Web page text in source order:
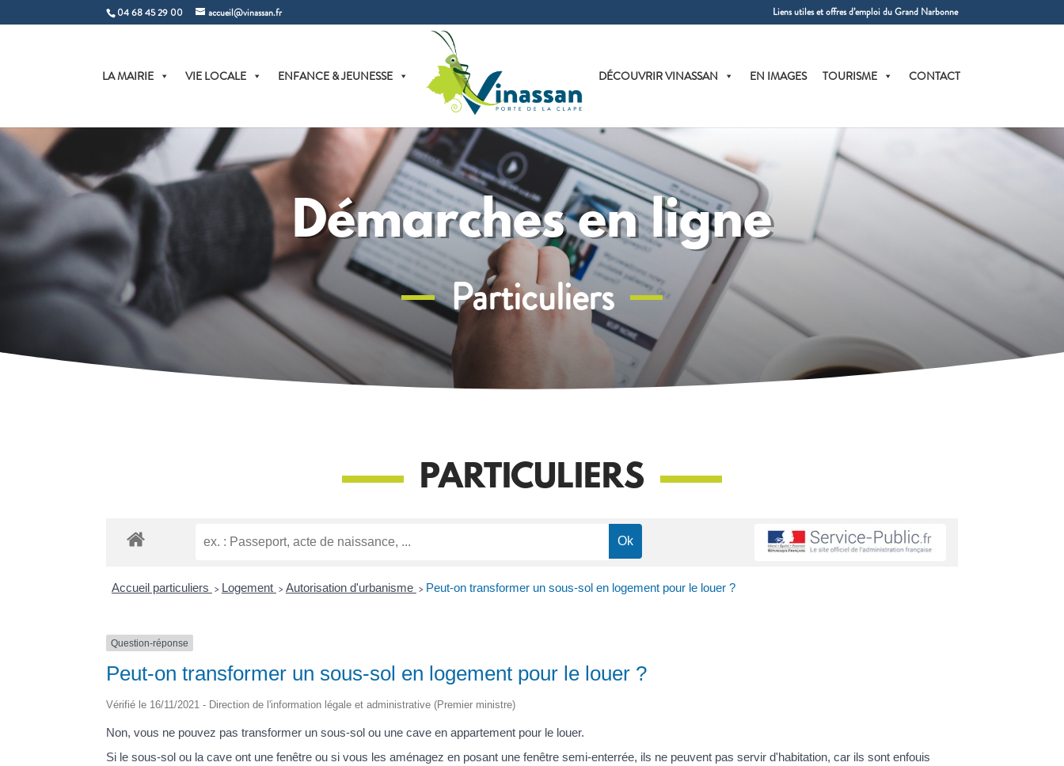
04 68 45 29 00 accueil@vinassan.fr Liens utiles et offres d’emploi du Grand Narbonne
LA MAIRIE VIE LOCALE ENFANCE & JEUNESSE DÉCOUVRIR VINASSAN EN IMAGES TOURISME CONTACT
Démarches en ligne
Particuliers
PARTICULIERS
Accueil particuliers > Logement > Autorisation d'urbanisme > Peut-on transformer un sous-sol en logement pour le louer ?
Question-réponse
Peut-on transformer un sous-sol en logement pour le louer ?
Vérifié le 16/11/2021 - Direction de l'information légale et administrative (Premier ministre)
Non, vous ne pouvez pas transformer un sous-sol ou une cave en appartement pour le louer.
Si le sous-sol ou la cave ont une fenêtre ou si vous les aménagez en posant une fenêtre semi-enterrée, ils ne peuvent pas servir d'habitation, car ils sont enfouis